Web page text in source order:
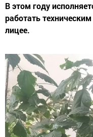
В этом году
работать
лицее.